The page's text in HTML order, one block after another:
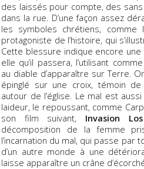
des laissés pour compte, des
dans la rue. D’une façon assez
les symboles chrétiens, comme
protagoniste de l’histoire, qui
Cette blessure indique encore une
elle qu’il passera, l’utilisant
au diable d’apparaître sur Terre.
épinglé sur une croix, témoin
autour de l’église. Le mal est
laideur, le repoussant, comme
son film suivant, Invasion
décomposition de la femme
l’incarnation du mal, qui passe par
d’un autre monde à une
laisse apparaître un crâne